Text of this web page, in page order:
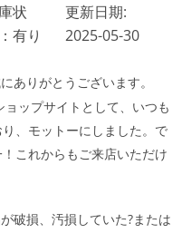
状
有り
更新日期:
2025-05-30
ありがとうございます。
ップサイトとして、いつも
、モットーにしました。で
これからもご来店いただけ
破損、汚損していた?または